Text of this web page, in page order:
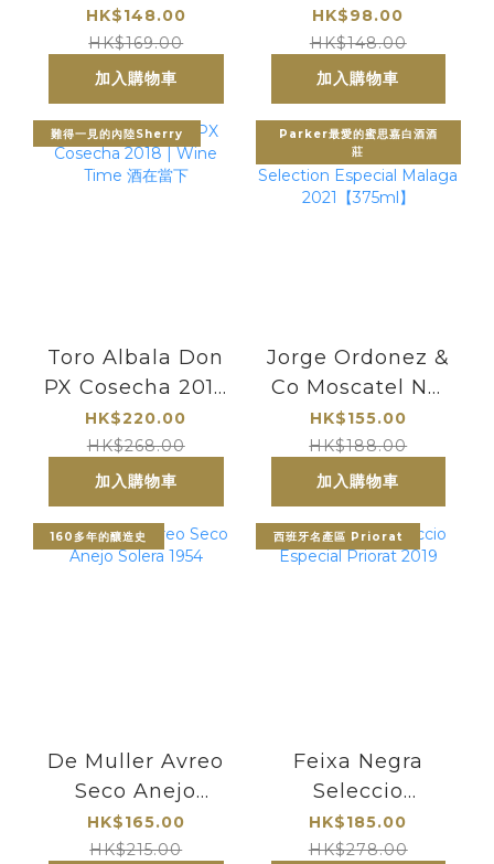
Time 酒在當下
HK$148.00
HK$169.00
加入購物車
Vino de Licor
HK$98.00
HK$148.00
加入購物車
難得一見的內陸Sherry
Toro Albala Don
PX Cosecha 2018
| Wine Time 酒在
當下
HK$220.00
HK$268.00
加入購物車
Parker最愛的蜜思嘉白酒酒
莊
Jorge Ordonez &
Co Moscatel No.
1 Selection
Especial Malaga
2021【375ml】
HK$155.00
HK$188.00
加入購物車
160多年的釀造史
De Muller Avreo
Seco Anejo
Solera 1954
HK$165.00
HK$215.00
西班牙名產區 Priorat
Feixa Negra
Seleccio
Especial Priorat
2019
HK$185.00
HK$278.00